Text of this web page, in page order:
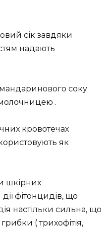
сік завдяки
надають
соку
.
кровотечах
як
шкірних
фітонцидів, що
настільки сильна, що
( трихофітія,